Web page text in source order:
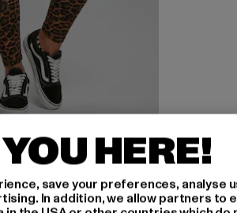
EUR
Aktionspreis: 19,99 EUR
HERE!
save your preferences, analyse
In addition, we allow partners to